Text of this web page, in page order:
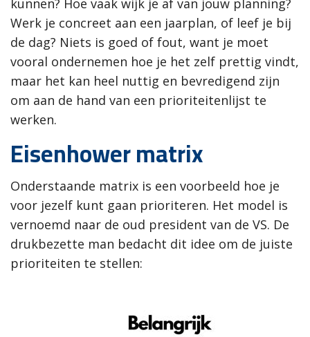
kunnen? Hoe vaak wijk je af van jouw planning?
Werk je concreet aan een jaarplan, of leef je bij
de dag? Niets is goed of fout, want je moet
vooral ondernemen hoe je het zelf prettig vindt,
maar het kan heel nuttig en bevredigend zijn
om aan de hand van een prioriteitenlijst te
werken.
Eisenhower matrix
Onderstaande matrix is een voorbeeld hoe je
voor jezelf kunt gaan prioriteren. Het model is
vernoemd naar de oud president van de VS. De
drukbezette man bedacht dit idee om de juiste
prioriteiten te stellen: